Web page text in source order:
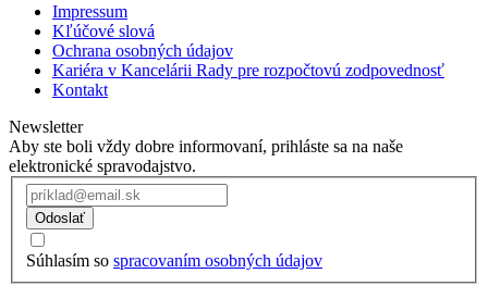
Impressum
Kľúčové slová
Ochrana osobných údajov
Kariéra v Kancelárii Rady pre rozpočtovú zodpovednosť
Kontakt
Newsletter
Aby ste boli vždy dobre informovaní, prihláste sa na naše
elektronické spravodajstvo.
Odoslať
Súhlasím so spracovaním osobných údajov